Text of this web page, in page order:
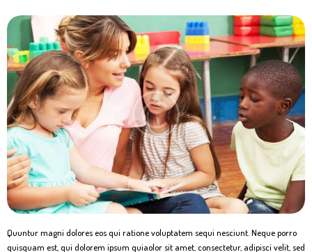
Quuntur magni dolores eos qui ratione voluptatem sequi nesciunt. Neque porro
quisquam est, qui dolorem ipsum quiaolor sit amet, consectetur, adipisci velit, sed